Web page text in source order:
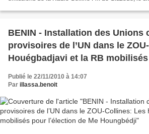
BENIN - Installation des Unions
provisoires de l’UN dans le
Houégbadjavi et la RB
de Me Houngbédji
Publié le 22/11/2010 à 14:07
Par illassa.benoit